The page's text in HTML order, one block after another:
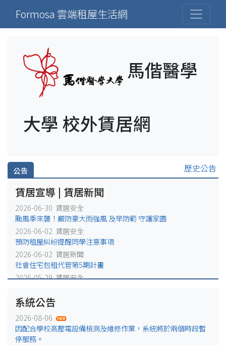
Formosa 雲端租屋生活網
馬偕醫學
大學 校外賃居網
公告 歷史公告
賃居宣導 | 賃居新聞
2026-06-30 賃居安全
颱風季來襲！嚴防豪大雨強風 及早防範 守護家園
2026-06-02 賃居安全
預防租屋糾紛提醒同學注意事項
2026-06-02 賃居新聞
社會住宅包租代管第5期計畫
2026-05-29 賃居安全
2026-05-25 賃居安全
賃居退租注意事項
2026-05-18 賃居新聞
校外租屋租金補貼宣導公告
系統公告
2026-08-06
因配合學校高壓電設備檢測及維修作業，系統將於兩個時段暫
停服務。